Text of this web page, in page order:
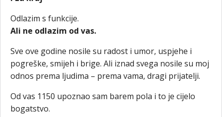
Odlazim s funkcije.
Ali ne odlazim od vas.
Sve ove godine nosile su radost i umor, uspjehe i
pogreške, smijeh i brige. Ali iznad svega nosile su moj
odnos prema ljudima – prema vama, dragi prijatelji.
Od vas 1150 upoznao sam barem pola i to je cijelo
bogatstvo.